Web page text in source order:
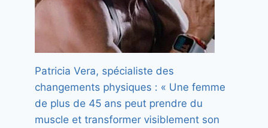
comment vaincre la peur des
Patricia Vera, spécialiste des
changements physiques : « Une femme
de plus de 45 ans peut prendre du
muscle et transformer visiblement son